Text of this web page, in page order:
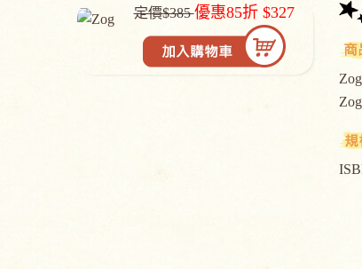
定價$385優惠85折 $327